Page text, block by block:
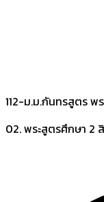
112-ม.ม.กันทรสูตร
02. พระสูตรศึกษา 2